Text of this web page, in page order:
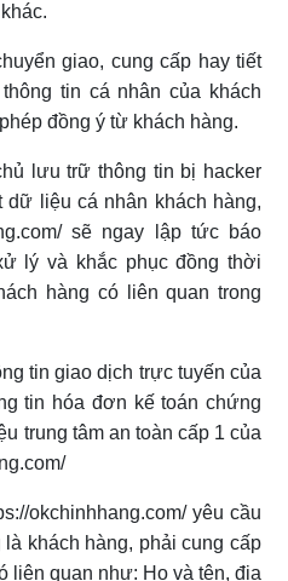
giao, cung cấp hay tiết
tin cá nhân của khách
đồng ý từ khách hàng.
lưu trữ thông tin bị hacker
dữ liệu cá nhân khách hàng,
sẽ ngay lập tức báo
lý và khắc phục đồng thời
hàng có liên quan trong
tin giao dịch trực tuyến của
tin hóa đơn kế toán chứng
trung tâm an toàn cấp 1 của
okchinhhang.com/ yêu cầu
khách hàng, phải cung cấp
liên quan như: Họ và tên, địa